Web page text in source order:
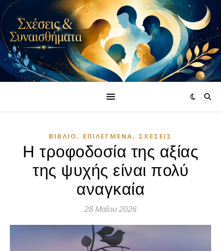
ΒΙΒΛΊΟ , ΕΠΙΛΕΓΜΈΝΑ, ΣΧΈΣΕΙΣ
Η τροφοδοσία της αξίας
της ψυχής είναι πολύ
αναγκαία
28 Μαΐου 2026